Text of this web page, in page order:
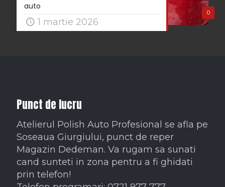
0
auto
1 martie 2026
Punct de lucru
Atelierul Polish Auto Profesional se afla pe
Soseaua Giurgiului, punct de reper
Magazin Dedeman. Va rugam sa sunati
cand sunteti in zona pentru a fi ghidati
prin telefon!